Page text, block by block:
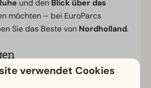
und den Blick über das
möchten – bei EuroParcs
Sie das Beste von Nordholland.
verwendet Cookies